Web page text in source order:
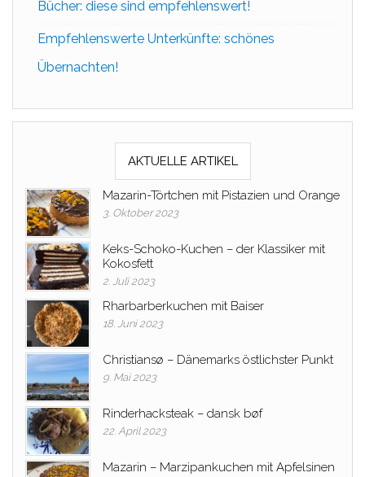
Bücher: diese sind empfehlenswert!
Empfehlenswerte Unterkünfte: schönes
Übernachten!
AKTUELLE ARTIKEL
Mazarin-Törtchen mit Pistazien und Orange
3. Oktober 2023
Keks-Schoko-Kuchen – der Klassiker mit
Kokosfett
2. Juli 2023
Rharbarberkuchen mit Baiser
18. Juni 2023
Christiansø – Dänemarks östlichster Punkt
9. Mai 2023
Rinderhacksteak – dansk bøf
22. April 2023
Mazarin – Marzipankuchen mit Apfelsinen